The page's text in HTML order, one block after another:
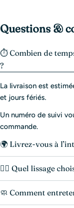
Questions &
⏱️ Combien de
?
La livraison est
et jours fériés.
Un numéro de suivi
commande.
🌍 Livrez-vous à
💆‍♀️ Quel lissage
🧼 Comment